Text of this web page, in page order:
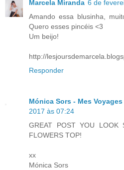
Marcela Miranda 6 de
Amando essa blusinha,
Quero esses pincéis <3
Um beijo!
http://
Responder
Mónica Sors - Mes Voyages
2017 às 07:24
GREAT POST YOU LOOK
FLOWERS TOP!
xx
Mónica Sors